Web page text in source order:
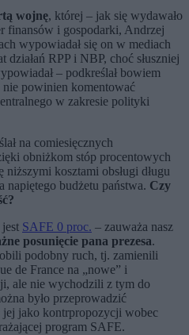
wojnę, której – jak się wydawało
finansów i gospodarki, Andrzej
wypowiadał się on w mediach
RPP i NBP, choć słuszniej
– podkreślał bowiem
powinien komentować
w zakresie polityki
na comiesięcznych
obniżkom stóp procentowych
niższymi kosztami obsługi długu
napiętego budżetu państwa. Czy
SAFE 0 proc. – zauważa nasz
posunięcie pana prezesa.
podobny ruch, tj. zamienili
de France na „nowe” i
ale nie wychodzili z tym do
było przeprowadzić
jej jako kontrpropozycji wobec
program SAFE.